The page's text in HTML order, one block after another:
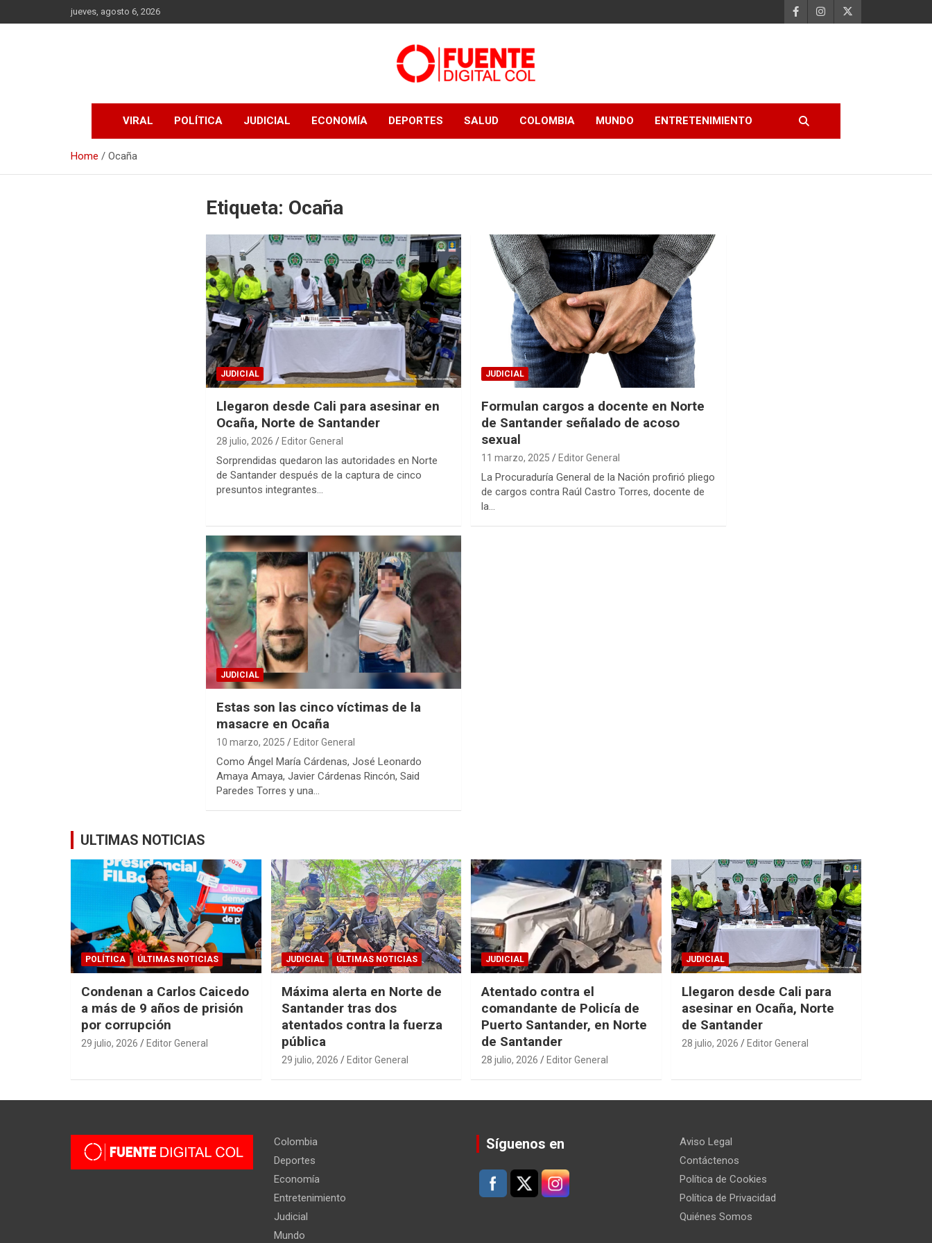
to
jueves, agosto 6, 2026
Fuente Digital
Col
VIRAL POLÍTICA JUDICIAL ECONOMÍA DEPORTES SALUD COLOMBIA MUNDO ENTRETENIMIENTO
Home Ocaña
Etiqueta: Ocaña
JUDICIAL
Llegaron desde Cali para asesinar en
Ocaña, Norte de Santander
28 julio, 2026 Editor General
Sorprendidas quedaron las autoridades en Norte
de Santander después de la captura de cinco
presuntos integrantes…
JUDICIAL
Formulan cargos a docente en Norte
de Santander señalado de acoso
sexual
11 marzo, 2025 Editor General
La Procuraduría General de la Nación profirió pliego
de cargos contra Raúl Castro Torres, docente de
la…
JUDICIAL
Estas son las cinco víctimas de la
masacre en Ocaña
10 marzo, 2025 Editor General
Como Ángel María Cárdenas, José Leonardo
Amaya Amaya, Javier Cárdenas Rincón, Said
Paredes Torres y una…
ULTIMAS NOTICIAS
POLÍTICA ÚLTIMAS NOTICIAS
Condenan a Carlos Caicedo
a más de 9 años de prisión
por corrupción
29 julio, 2026 Editor General
JUDICIAL ÚLTIMAS NOTICIAS
Máxima alerta en Norte de
Santander tras dos
atentados contra la fuerza
pública
29 julio, 2026 Editor General
JUDICIAL
Atentado contra el
comandante de Policía de
Puerto Santander, en Norte
de Santander
28 julio, 2026 Editor General
JUDICIAL
Llegaron desde Cali para
asesinar en Ocaña, Norte
de Santander
28 julio, 2026 Editor General
Colombia
Deportes
Economía
Entretenimiento
Judicial
Mundo
Síguenos en
Aviso Legal
Contáctenos
Política de Cookies
Política de Privacidad
Quiénes Somos